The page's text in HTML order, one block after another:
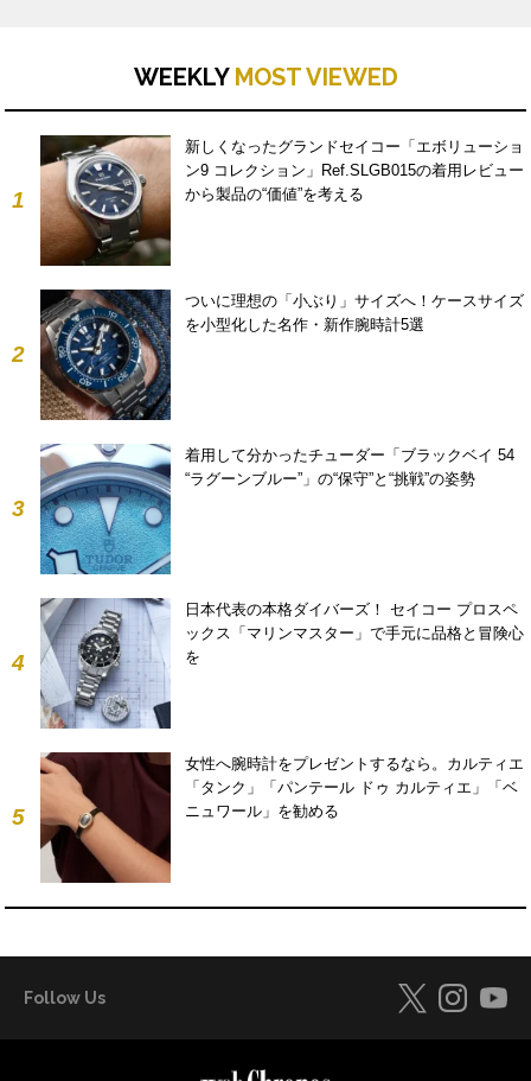
WEEKLY MOST VIEWED
1
新しくなったグランドセイコー「エボリューショ
ン9 コレクション」Ref.SLGB015の着用レビュー
から製品の“価値”を考える
2
ついに理想の「小ぶり」サイズへ！ケースサイズ
を小型化した名作・新作腕時計5選
3
着用して分かったチューダー「ブラックベイ 54
“ラグーンブルー”」の“保守”と“挑戦”の姿勢
4
日本代表の本格ダイバーズ！ セイコー プロスペ
ックス「マリンマスター」で手元に品格と冒険心
を
5
女性へ腕時計をプレゼントするなら。カルティエ
「タンク」「パンテール ドゥ カルティエ」「ベ
ニュワール」を勧める
Follow Us